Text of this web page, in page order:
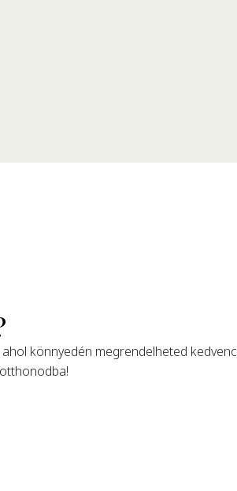
könnyedén megrendelheted kedvenc